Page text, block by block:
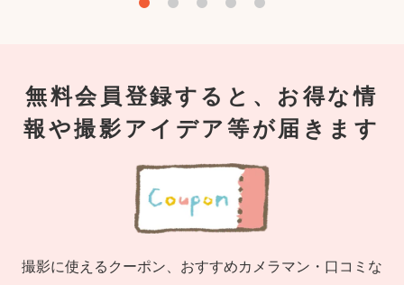
無料会員登録すると、お得な情
報や撮影アイデア等が届きます
撮影に使えるクーポン、おすすめカメラマン・口コミな